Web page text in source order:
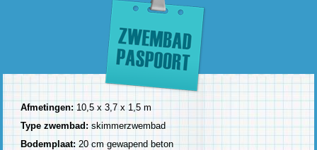
Afmetingen:10,5 x 3,7 x 1,5 m
Type zwembad:skimmerzwembad
Bodemplaat:20 cm gewapend beton